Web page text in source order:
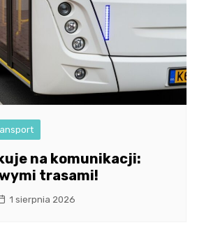
na komunikacji:
trasami!
1 sierpnia 2026